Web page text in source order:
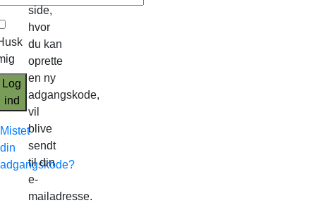
Log
ind
Mistet
din
adgangskode?
side,
hvor
du kan
oprette
en ny
adgangskode,
vil
blive
sendt
til din
e-
mailadresse.